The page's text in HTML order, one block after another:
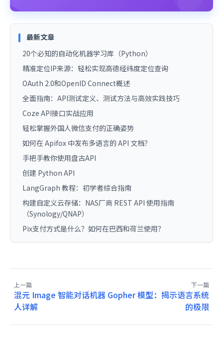
最新文章
20个必知的自动化机器学习库（Python）
精准定位IP来源：轻松实现高德经纬度定位查询
OAuth 2.0和OpenID Connect概述
全面指南：API测试定义、测试方法与高效实践技巧
Coze API接口实战应用
轻松掌握外国人微信支付的正确姿势
如何在 Apifox 中发布多语言的 API 文档？
手把手教你使用盘古API
创建 Python API
LangGraph 教程：初学者综合指南
构建自定义云存储：NAS厂商 REST API 使用指南
（Synology/QNAP）
Pix支付方式是什么？如何在巴西和荷兰使用？
上一篇
混元 Image 智能对话机器
人详解
下一篇
Gopher 模型：揭示语言系统
的极限